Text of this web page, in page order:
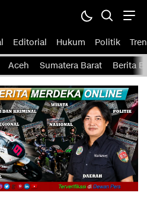
Lokal, Regional, dan Nasional
Editorial Hukum Politik Tren
Aceh Sumatera Barat Berita